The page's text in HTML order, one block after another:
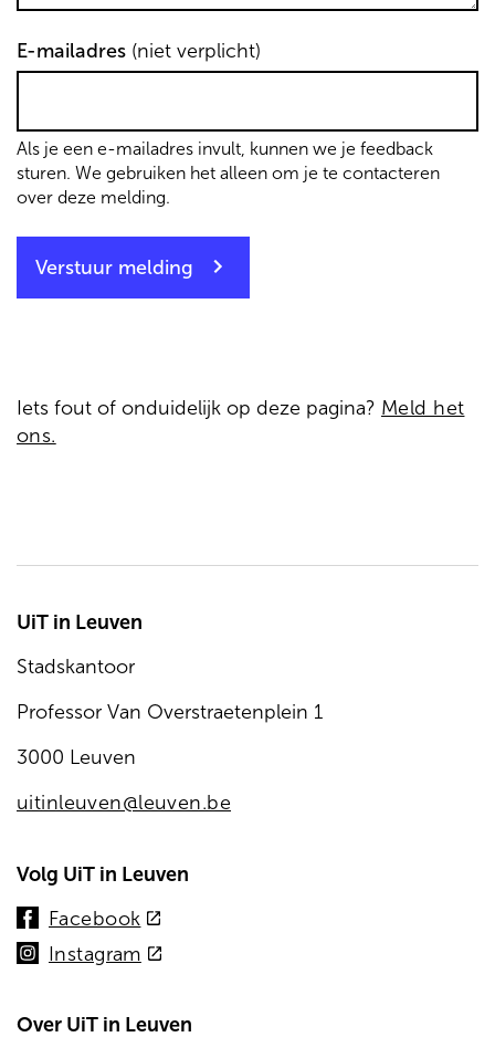
E-mailadres (niet verplicht)
Als je een e-mailadres invult, kunnen we je feedback
sturen. We gebruiken het alleen om je te contacteren
over deze melding.
Verstuur melding
Iets fout of onduidelijk op deze pagina? Meld het
ons.
UiT in Leuven
Stadskantoor
Professor Van Overstraetenplein 1
3000 Leuven
uitinleuven@leuven.be
Volg UiT in Leuven
Facebook (externe
link)
Instagram(externe
Over UiT in Leuven